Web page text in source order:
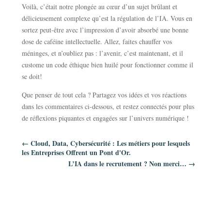
Voilà, c’était notre plongée au cœur d’un sujet brûlant et
délicieusement complexe qu’est la régulation de l’IA. Vous en
sortez peut-être avec l’impression d’avoir absorbé une bonne
dose de caféine intellectuelle. Allez, faites chauffer vos
méninges, et n’oubliez pas : l’avenir, c’est maintenant, et il
custome un code éthique bien huilé pour fonctionner comme il
se doit!
Que penser de tout cela ? Partagez vos idées et vos réactions
dans les commentaires ci-dessous, et restez connectés pour plus
de réflexions piquantes et engagées sur l’univers numérique !
← Cloud, Data, Cybersécurité : Les métiers pour lesquels
les Entreprises Offrent un Pont d'Or.
L’IA dans le recrutement ? Non merci… →